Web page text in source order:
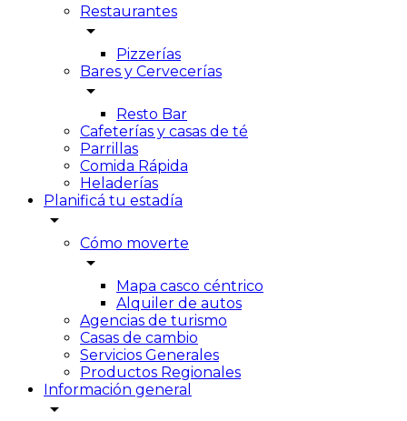
Restaurantes
arrow_drop_down
Pizzerías
Bares y Cervecerías
arrow_drop_down
Resto Bar
Cafeterías y casas de té
Parrillas
Comida Rápida
Heladerías
Planificá tu estadía
arrow_drop_down
Cómo moverte
arrow_drop_down
Mapa casco céntrico
Alquiler de autos
Agencias de turismo
Casas de cambio
Servicios Generales
Productos Regionales
Información general
arrow_drop_down